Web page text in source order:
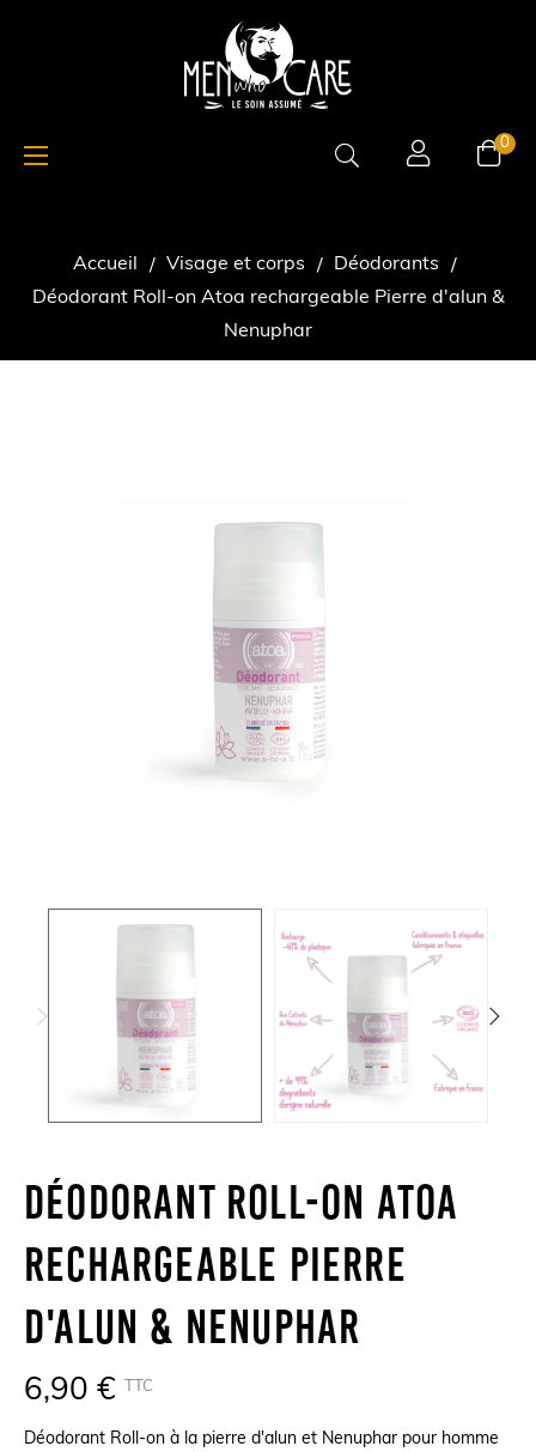
0
Basculer
la
☰
Accueil Visage et corps
Déodorants
Déodorant Roll-on Atoa rechargeable Pierre d'alun &
Nenuphar
Déodorant Roll-On Atoa
Rechargeable Pierre
D'alun & Nenuphar
6,90 € TTC
Déodorant Roll-on à la pierre d'alun et Nenuphar pour homme